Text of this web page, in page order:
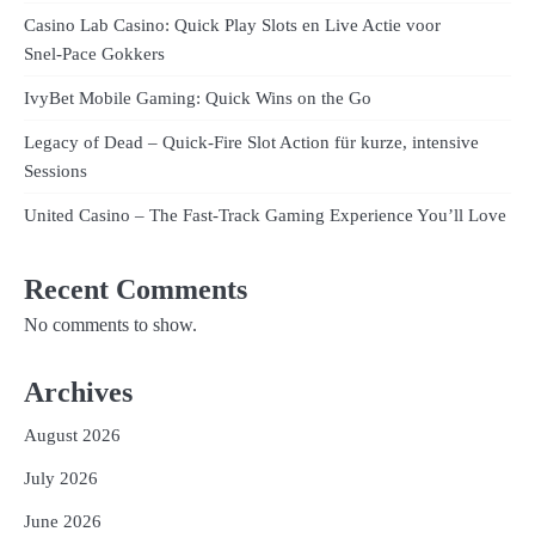
Casino Lab Casino: Quick Play Slots en Live Actie voor
Snel‑Pace Gokkers
IvyBet Mobile Gaming: Quick Wins on the Go
Legacy of Dead – Quick‑Fire Slot Action für kurze, intensive
Sessions
United Casino – The Fast‑Track Gaming Experience You’ll Love
Recent Comments
No comments to show.
Archives
August 2026
July 2026
June 2026